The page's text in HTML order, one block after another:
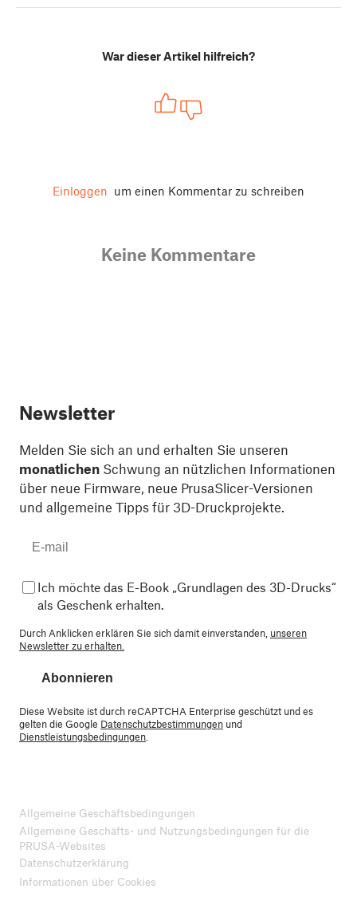
War dieser Artikel hilfreich?
Einloggen um einen Kommentar zu schreiben
Keine Kommentare
Newsletter
Melden Sie sich an und erhalten Sie unseren
monatlichen Schwung an nützlichen Informationen
über neue Firmware, neue PrusaSlicer-Versionen
und allgemeine Tipps für 3D-Druckprojekte.
Ich möchte das E-Book „Grundlagen des 3D-Drucks“
als Geschenk erhalten.
Durch Anklicken erklären Sie sich damit einverstanden, unseren
Newsletter zu erhalten.
Abonnieren
Diese Website ist durch reCAPTCHA Enterprise geschützt und es
gelten die Google Datenschutzbestimmungen und
Dienstleistungsbedingungen
Allgemeine Geschäftsbedingungen
Allgemeine Geschäfts- und Nutzungsbedingungen für die
PRUSA-Websites
Datenschutzerklärung
Informationen über Cookies